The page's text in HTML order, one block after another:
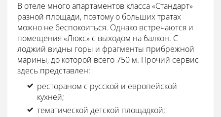
В отеле много апартаментов класса «Стандарт»
разной площади, поэтому о больших тратах
можно не беспокоиться. Однако встречаются и
помещения «Люкс» с выходом на балкон. С
лоджий видны горы и фрагменты прибрежной
марины, до которой всего 750 м. Прочий сервис
здесь представлен:
рестораном с русской и европейской
кухней;
тематической детской площадкой;